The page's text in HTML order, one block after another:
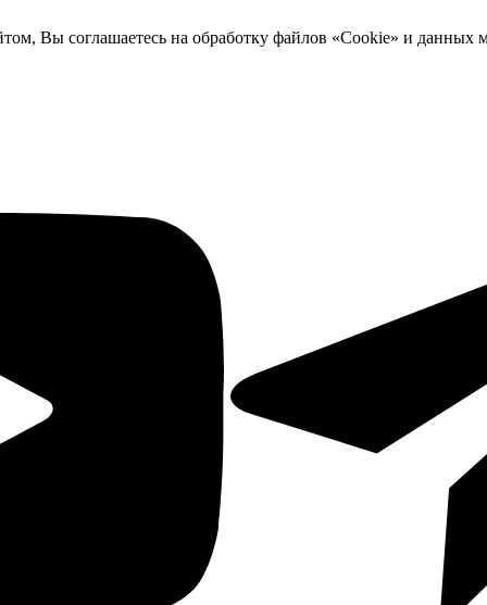
Вы соглашаетесь на обработку файлов «Cookie» и данных